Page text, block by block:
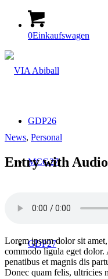
0Einkaufswagen
GDP26
MCG27
Christl27
GDP27
News, Personal
Entry with Audio
Lorem ipsum dolor sit
commodo ligula eget dolor.
penatibus et magnis dis
Donec quam felis, ultricies